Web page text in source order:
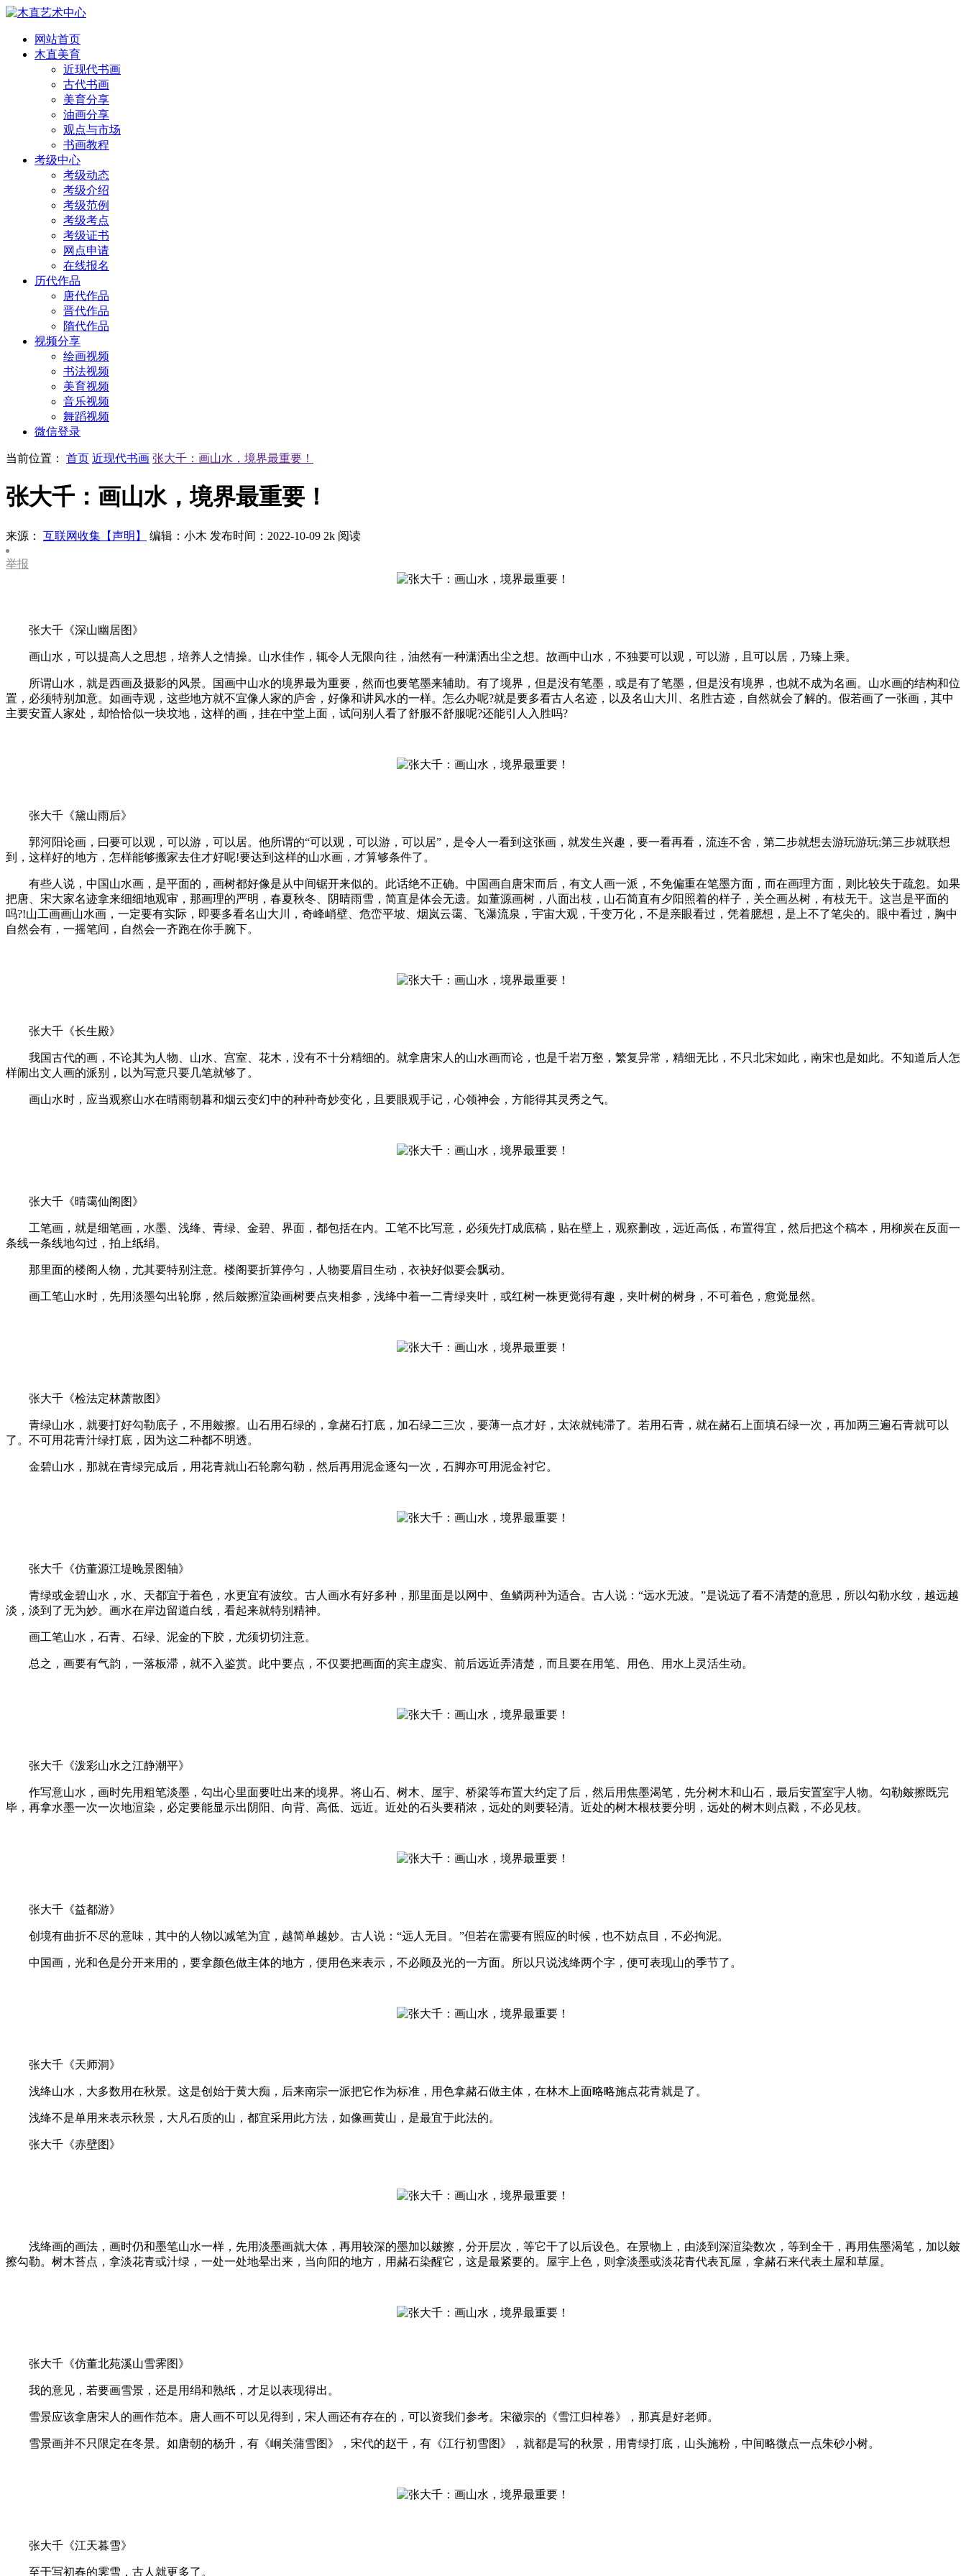
网站首页
木直美育
近现代书画
古代书画
美育分享
油画分享
观点与市场
书画教程
考级中心
考级动态
考级介绍
考级范例
考级考点
考级证书
网点申请
在线报名
历代作品
唐代作品
晋代作品
隋代作品
视频分享
绘画视频
书法视频
美育视频
音乐视频
舞蹈视频
微信登录
当前位置： 首页 近现代书画 张大千：画山水，境界最重要！
张大千：画山水，境界最重要！
来源： 互联网收集【声明】 编辑：小木 发布时间：2022-10-09 2k 阅读
举报
张大千《深山幽居图》
画山水，可以提高人之思想，培养人之情操。山水佳作，辄令人无限向往，油然有一种潇洒出尘之想。故画中山水，不独要可以观，可以游，且可以居，乃臻上乘。
所谓山水，就是西画及摄影的风景。国画中山水的境界最为重要，然而也要笔墨来辅助。有了境界，但是没有笔墨，或是有了笔墨，但是没有境界，也就不成为名画。山水画的结构和位
置，必须特别加意。如画寺观，这些地方就不宜像人家的庐舍，好像和讲风水的一样。怎么办呢?就是要多看古人名迹，以及名山大川、名胜古迹，自然就会了解的。假若画了一张画，其中
主要安置人家处，却恰恰似一块坟地，这样的画，挂在中堂上面，试问别人看了舒服不舒服呢?还能引人入胜吗?
张大千《黛山雨后》
郭河阳论画，曰要可以观，可以游，可以居。他所谓的“可以观，可以游，可以居”，是令人一看到这张画，就发生兴趣，要一看再看，流连不舍，第二步就想去游玩游玩;第三步就联想
到，这样好的地方，怎样能够搬家去住才好呢!要达到这样的山水画，才算够条件了。
有些人说，中国山水画，是平面的，画树都好像是从中间锯开来似的。此话绝不正确。中国画自唐宋而后，有文人画一派，不免偏重在笔墨方面，而在画理方面，则比较失于疏忽。如果
把唐、宋大家名迹拿来细细地观审，那画理的严明，春夏秋冬、阴晴雨雪，简直是体会无遗。如董源画树，八面出枝，山石简直有夕阳照着的样子，关仝画丛树，有枝无干。这岂是平面的
吗?!山工画画山水画，一定要有实际，即要多看名山大川，奇峰峭壁、危峦平坡、烟岚云霭、飞瀑流泉，宇宙大观，千变万化，不是亲眼看过，凭着臆想，是上不了笔尖的。眼中看过，胸中
自然会有，一摇笔间，自然会一齐跑在你手腕下。
张大千《长生殿》
我国古代的画，不论其为人物、山水、宫室、花木，没有不十分精细的。就拿唐宋人的山水画而论，也是千岩万壑，繁复异常，精细无比，不只北宋如此，南宋也是如此。不知道后人怎
样闹出文人画的派别，以为写意只要几笔就够了。
画山水时，应当观察山水在晴雨朝暮和烟云变幻中的种种奇妙变化，且要眼观手记，心领神会，方能得其灵秀之气。
张大千《晴霭仙阁图》
工笔画，就是细笔画，水墨、浅绛、青绿、金碧、界面，都包括在内。工笔不比写意，必须先打成底稿，贴在壁上，观察删改，远近高低，布置得宜，然后把这个稿本，用柳炭在反面一
条线一条线地勾过，拍上纸绢。
那里面的楼阁人物，尤其要特别注意。楼阁要折算停匀，人物要眉目生动，衣袂好似要会飘动。
画工笔山水时，先用淡墨勾出轮廓，然后皴擦渲染画树要点夹相参，浅绛中着一二青绿夹叶，或红树一株更觉得有趣，夹叶树的树身，不可着色，愈觉显然。
张大千《检法定林萧散图》
青绿山水，就要打好勾勒底子，不用皴擦。山石用石绿的，拿赭石打底，加石绿二三次，要薄一点才好，太浓就钝滞了。若用石青，就在赭石上面填石绿一次，再加两三遍石青就可以
了。不可用花青汁绿打底，因为这二种都不明透。
金碧山水，那就在青绿完成后，用花青就山石轮廓勾勒，然后再用泥金逐勾一次，石脚亦可用泥金衬它。
张大千《仿董源江堤晚景图轴》
青绿或金碧山水，水、天都宜于着色，水更宜有波纹。古人画水有好多种，那里面是以网中、鱼鳞两种为适合。古人说：“远水无波。”是说远了看不清楚的意思，所以勾勒水纹，越远越
淡，淡到了无为妙。画水在岸边留道白线，看起来就特别精神。
画工笔山水，石青、石绿、泥金的下胶，尤须切切注意。
总之，画要有气韵，一落板滞，就不入鉴赏。此中要点，不仅要把画面的宾主虚实、前后远近弄清楚，而且要在用笔、用色、用水上灵活生动。
张大千《泼彩山水之江静潮平》
作写意山水，画时先用粗笔淡墨，勾出心里面要吐出来的境界。将山石、树木、屋宇、桥梁等布置大约定了后，然后用焦墨渴笔，先分树木和山石，最后安置室宇人物。勾勒皴擦既完
毕，再拿水墨一次一次地渲染，必定要能显示出阴阳、向背、高低、远近。近处的石头要稍浓，远处的则要轻清。近处的树木根枝要分明，远处的树木则点戳，不必见枝。
张大千《益都游》
创境有曲折不尽的意味，其中的人物以减笔为宜，越简单越妙。古人说：“远人无目。”但若在需要有照应的时候，也不妨点目，不必拘泥。
中国画，光和色是分开来用的，要拿颜色做主体的地方，便用色来表示，不必顾及光的一方面。所以只说浅绛两个字，便可表现山的季节了。
张大千《天师洞》
浅绛山水，大多数用在秋景。这是创始于黄大痴，后来南宗一派把它作为标准，用色拿赭石做主体，在林木上面略略施点花青就是了。
浅绛不是单用来表示秋景，大凡石质的山，都宜采用此方法，如像画黄山，是最宜于此法的。
张大千《赤壁图》
浅绛画的画法，画时仍和墨笔山水一样，先用淡墨画就大体，再用较深的墨加以皴擦，分开层次，等它干了以后设色。在景物上，由淡到深渲染数次，等到全干，再用焦墨渴笔，加以皴
擦勾勒。树木苔点，拿淡花青或汁绿，一处一处地晕出来，当向阳的地方，用赭石染醒它，这是最紧要的。屋宇上色，则拿淡墨或淡花青代表瓦屋，拿赭石来代表土屋和草屋。
张大千《仿董北苑溪山雪霁图》
我的意见，若要画雪景，还是用绢和熟纸，才足以表现得出。
雪景应该拿唐宋人的画作范本。唐人画不可以见得到，宋人画还有存在的，可以资我们参考。宋徽宗的《雪江归棹卷》，那真是好老师。
雪景画并不只限定在冬景。如唐朝的杨升，有《峒关蒲雪图》，宋代的赵干，有《江行初雪图》，就都是写的秋景，用青绿打底，山头施粉，中间略微点一点朱砂小树。
张大千《江天暮雪》
至于写初春的霁雪，古人就更多了。